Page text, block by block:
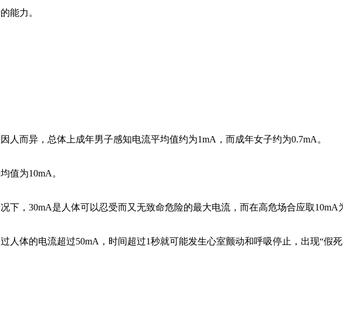
能力。
人而异，总体上成年男子感知电流平均值约为1mA，而成年女子约为0.7mA。
值为10mA。
下，30mA是人体可以忍受而又无致命危险的最大电流，而在高危场合应取10mA
人体的电流超过50mA，时间超过1秒就可能发生心室颤动和呼吸停止，出现“假